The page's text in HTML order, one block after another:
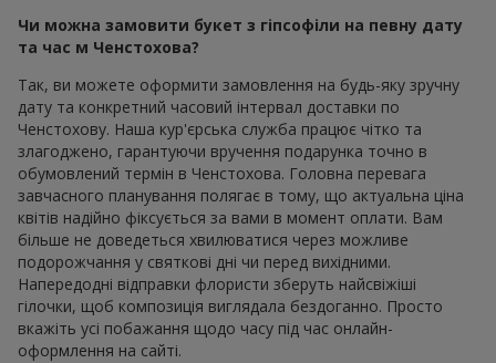
Чи можна замовити букет з гіпсофіли на певну дату
та час м Ченстохова?
Так, ви можете оформити замовлення на будь-яку зручну
дату та конкретний часовий інтервал доставки по
Ченстохову. Наша кур'єрська служба працює чітко та
злагоджено, гарантуючи вручення подарунка точно в
обумовлений термін в Ченстохова. Головна перевага
завчасного планування полягає в тому, що актуальна ціна
квітів надійно фіксується за вами в момент оплати. Вам
більше не доведеться хвилюватися через можливе
подорожчання у святкові дні чи перед вихідними.
Напередодні відправки флористи зберуть найсвіжіші
гілочки, щоб композиція виглядала бездоганно. Просто
вкажіть усі побажання щодо часу під час онлайн-
оформлення на сайті.